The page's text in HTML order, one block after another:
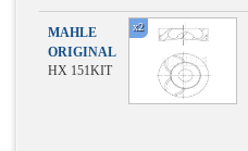
MAHLE
ORIGINAL
HX 151KIT
x2